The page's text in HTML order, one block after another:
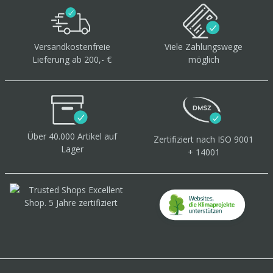
Versandkostenfreie
Lieferung ab 200,- €
Viele Zahlungswege
möglich
Über 40.000 Artikel auf
Lager
Zertifiziert nach ISO 9001
+ 14001